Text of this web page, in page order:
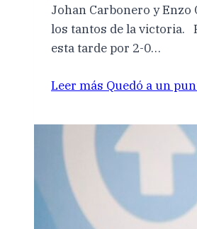
Johan Carbonero y
los tantos de la victoria.
esta tarde por 2-0…
Leer más Quedó a un